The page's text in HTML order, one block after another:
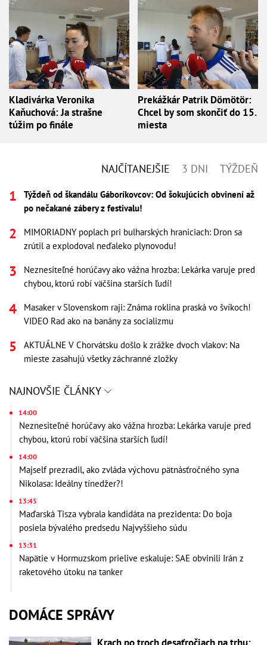
Kladivárka Veronika
Kaňuchová: Ja strašne
túžim po finále
Prekážkár Patrik Dömötör:
Chcel by som skončiť do 15.
miesta
NAJČÍTANEJŠIE 3 DNI TÝŽDEŇ
Týždeň od škandálu Gáboríkovcov: Od šokujúcich obvinení až
po nečakané zábery z festivalu!
MIMORIADNY poplach pri bulharských hraniciach: Dron sa
zrútil a explodoval neďaleko plynovodu!
Neznesiteľné horúčavy ako vážna hrozba: Lekárka varuje pred
chybou, ktorú robí väčšina starších ľudí!
Masaker v Slovenskom raji: Známa roklina praská vo švíkoch!
VIDEO Rad ako na banány za socializmu
AKTUÁLNE V Chorvátsku došlo k zrážke dvoch vlakov: Na
mieste zasahujú všetky záchranné zložky
NAJNOVŠIE ČLÁNKY
14:00
Neznesiteľné horúčavy ako vážna hrozba: Lekárka varuje pred
chybou, ktorú robí väčšina starších ľudí!
14:00
Majself prezradil, ako zvláda výchovu pätnásťročného syna
Nikolasa: Ideálny tínedžer?!
13:45
Maďarská Tisza vybrala kandidáta na prezidenta: Do boja
posiela bývalého predsedu Najvyššieho súdu
13:31
Napätie v Hormuzskom prielive eskaluje: SAE obvinili Irán z
raketového útoku na tanker
DOMÁCE SPRÁVY